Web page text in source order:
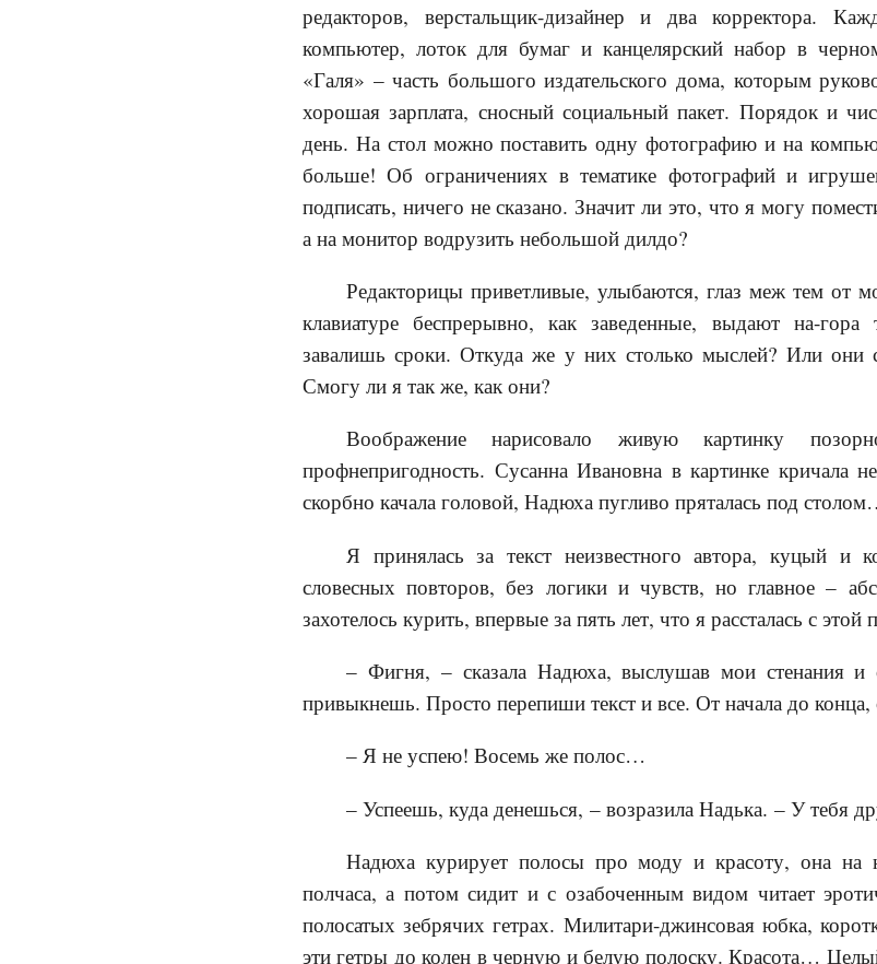
редакторов, верстальщик-дизайнер и два корректора.
компьютер, лоток для бумаг и канцелярский набор в
«Галя» – часть большого издательского дома, которым
хорошая зарплата, сносный социальный пакет. Порядок и
день. На стол можно поставить одну фотографию и на
больше! Об ограничениях в тематике фотографий и
подписать, ничего не сказано. Значит ли это, что я могу
а на монитор водрузить небольшой дилдо?
Редакторицы приветливые, улыбаются, глаз меж тем от
клавиатуре беспрерывно, как заведенные, выдают на-гора
завалишь сроки. Откуда же у них столько мыслей? Или они
Смогу ли я так же, как они?
Воображение нарисовало живую картинку
профнепригодность. Сусанна Ивановна в картинке кричала
скорбно качала головой, Надюха пугливо пряталась под
Я принялась за текст неизвестного автора, куцый
словесных повторов, без логики и чувств, но главное –
захотелось курить, впервые за пять лет, что я рассталась с
– Фигня, – сказала Надюха, выслушав мои стенания и
привыкнешь. Просто перепиши текст и все. От начала до
– Я не успею! Восемь же полос…
– Успеешь, куда денешься, – возразила Надька. – У тебя
Надюха курирует полосы про моду и красоту, она на
полчаса, а потом сидит и с озабоченным видом читает
полосатых зебрячих гетрах. Милитари-джинсовая юбка,
эти гетры до колен в черную и белую полоску. Красота…